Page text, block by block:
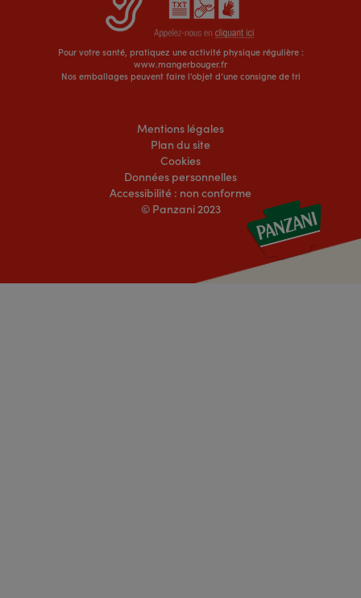
Pour votre santé, pratiquez une activité physique régulière :
www.mangerbouger.fr
Nos emballages peuvent faire l’objet d’une consigne de tri
Mentions légales
Plan du site
Cookies
Données personnelles
Accessibilité : non conforme
© Panzani 2023